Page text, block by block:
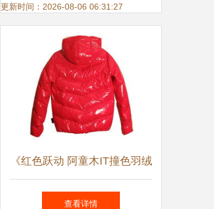
更新时间：2026-08-06 06:31:27
《红色跃动 阿童木IT撞色羽绒
外套穿搭解析》
查看详情